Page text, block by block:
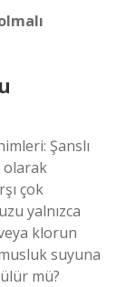
Şanslı
olarak
çok
yalnızca
klorun
suyuna
mü?